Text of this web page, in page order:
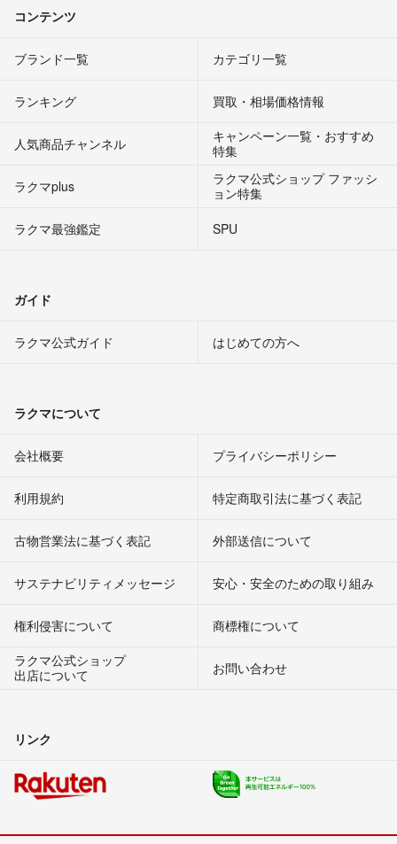
コンテンツ
ブランド一覧 カテゴリ一覧
ランキング 買取・相場価格情報
人気商品チャンネル
キャンペーン一覧・おすすめ
特集
ラクマplus
ラクマ公式ショップ ファッシ
ョン特集
ラクマ最強鑑定
SPU
ガイド
ラクマ公式ガイド はじめての方へ
ラクマについて
会社概要 プライバシーポリシー
利用規約 特定商取引法に基づく表記
古物営業法に基づく表記 外部送信について
サステナビリティメッセージ 安心・安全のための取り組み
権利侵害について
商標権について
ラクマ公式ショップ
出店について
お問い合わせ
リンク